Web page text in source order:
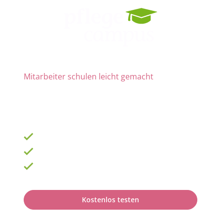
Mitarbeiter schulen leicht gemacht
Kostenlos testen